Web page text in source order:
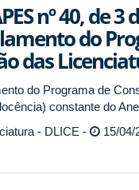
nº 40, de 3
do
das
do Programa de
constante do
- DLICE -
15/04/